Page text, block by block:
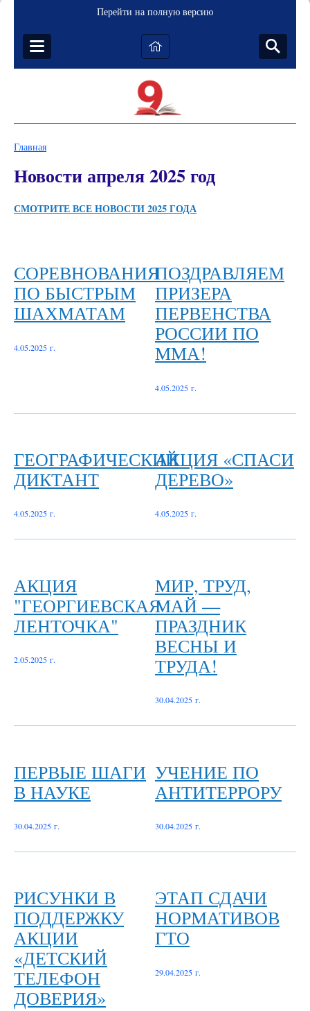
Перейти на полную версию
Главная
Новости апреля 2025 год
СМОТРИТЕ ВСЕ НОВОСТИ2025ГОДА
СОРЕВНОВАНИЯ
ПО БЫСТРЫМ
ШАХМАТАМ
4.05.2025 г.
ПОЗДРАВЛЯЕМ
ПРИЗЕРА
ПЕРВЕНСТВА
РОССИИ ПО
ММА!
4.05.2025 г.
ГЕОГРАФИЧЕСКИЙ
ДИКТАНТ
4.05.2025 г.
АКЦИЯ «СПАСИ
ДЕРЕВО»
4.05.2025 г.
АКЦИЯ
"ГЕОРГИЕВСКАЯ
ЛЕНТОЧКА"
2.05.2025 г.
МИР, ТРУД,
МАЙ —
ПРАЗДНИК
ВЕСНЫ И
ТРУДА!
30.04.2025 г.
ПЕРВЫЕ ШАГИ
В НАУКЕ
30.04.2025 г.
УЧЕНИЕ ПО
АНТИТЕРРОРУ
30.04.2025 г.
РИСУНКИ В
ПОДДЕРЖКУ
АКЦИИ
«ДЕТСКИЙ
ТЕЛЕФОН
ДОВЕРИЯ»
ЭТАП СДАЧИ
НОРМАТИВОВ
ГТО
29.04.2025 г.